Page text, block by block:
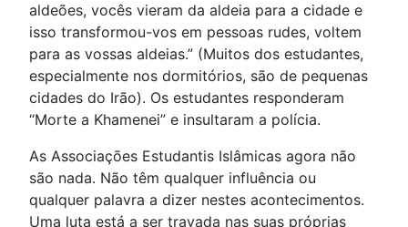
aldeões, vocês vieram da aldeia para a cidade e
isso transformou-vos em pessoas rudes, voltem
para as vossas aldeias.” (Muitos dos estudantes,
especialmente nos dormitórios, são de pequenas
cidades do Irão). Os estudantes responderam
“Morte a Khamenei” e insultaram a polícia.
As Associações Estudantis Islâmicas agora não
são nada. Não têm qualquer influência ou
qualquer palavra a dizer nestes acontecimentos.
Uma luta está a ser travada nas suas próprias